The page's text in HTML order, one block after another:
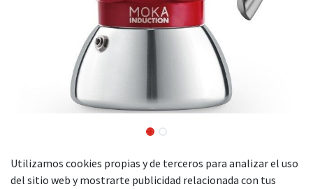
Cafetera Moka Induction roja
Utilizamos cookies propias y de terceros para analizar el uso
del sitio web y mostrarte publicidad relacionada con tus